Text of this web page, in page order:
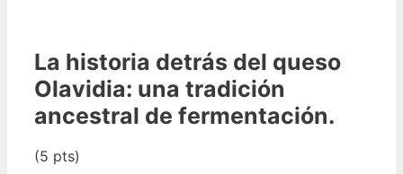
La historia detrás del queso
Olavidia: una tradición
ancestral de fermentación.
(5 pts)